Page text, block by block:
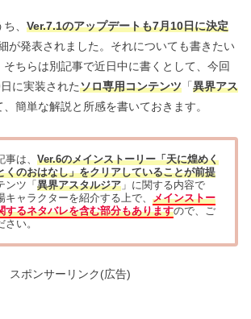
、 Ver.7.1のアップデートも7月10日に決定
が発表されました。それについても書きたい
そちらは別記事で近日中に書くとして、今回
に実装されたソロ専用コンテンツ 「異界アス
、簡単な解説と所感を書いておきます。
事は、 Ver.6のメインストーリー「天に煌めく
くのおはなし」をクリアしていることが前提
ンツ「 異界アスタルジア 」に関する内容で
キャラクターを紹介する上で、 メインストー
するネタバレを含む部分もありますので、ご
さい。
スポンサーリンク(広告)